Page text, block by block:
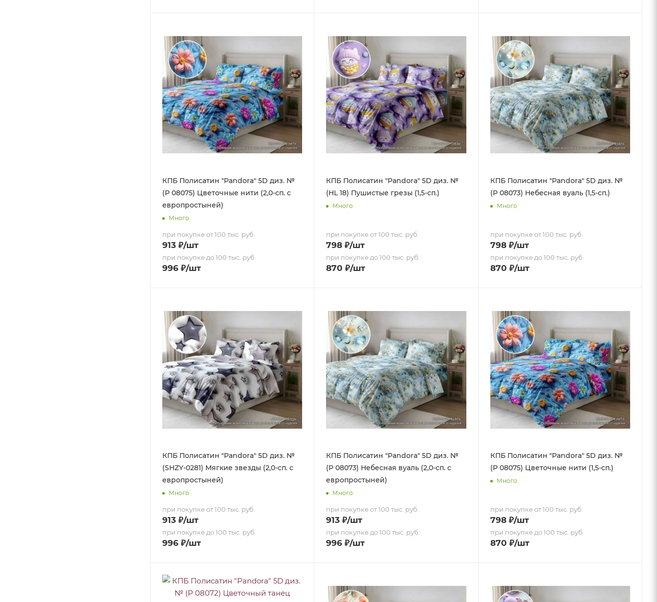
КПБ Полисатин "Pandora" 5D диз. №
(Р 08075) Цветочные нити (2,0-сп. с
европростыней)
Много
при покупке от 100 тыс. руб.
913 ₽/шт
при покупке до 100 тыс. руб.
996 ₽/шт
КПБ Полисатин "Pandora" 5D диз. №
(HL 18) Пушистые грезы (1,5-сп.)
Много
при покупке от 100 тыс. руб.
798 ₽/шт
при покупке до 100 тыс. руб.
870 ₽/шт
КПБ Полисатин "Pandora" 5D диз. №
(Р 08073) Небесная вуаль (1,5-сп.)
Много
при покупке от 100 тыс. руб.
798₽/шт
при покупке до 100 тыс. руб.
870 ₽/шт
КПБ Полисатин "Pandora" 5D диз. №
(SHZY-0281) Мягкие звезды (2,0-сп. с
европростыней)
Много
при покупке от 100 тыс. руб.
913 ₽/шт
при покупке до 100 тыс. руб.
996 ₽/шт
КПБ Полисатин "Pandora" 5D диз. №
(Р 08073) Небесная вуаль (2,0-сп. с
европростыней)
Много
при покупке от 100 тыс. руб.
913 ₽/шт
при покупке до 100 тыс. руб.
996 ₽/шт
КПБ Полисатин "Pandora" 5D диз. №
(Р 08075) Цветочные нити (1,5-сп.)
Много
при покупке от 100 тыс. руб.
798₽/шт
при покупке до 100 тыс. руб.
870 ₽/шт